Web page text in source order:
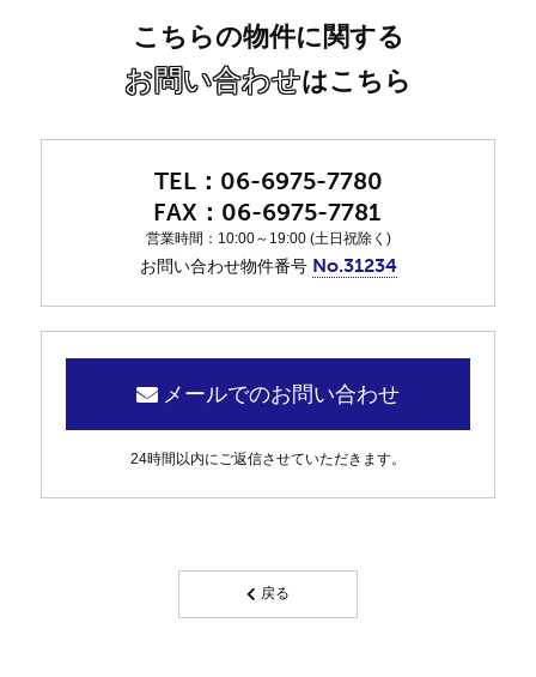
こちらの物件に関する
お問い合わせはこちら
06-6975-7780
06-6975-7781
営業時間：10:00～19:00 (土日祝除く)
お問い合わせ物件番号 No.31234
メールでのお問い合わせ
24時間以内にご返信させていただきます。
戻る